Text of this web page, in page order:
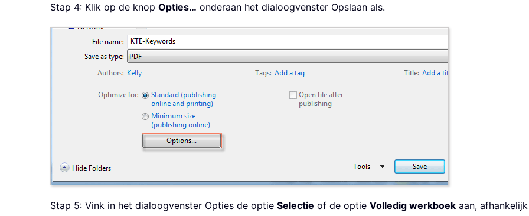
Stap 4: Klik op de knop Opties… onderaan het dialoogvenster Opslaan als.
Stap 5: Vink in het dialoogvenster Opties de optie Selectie of de optie Volledig werkboek aan,